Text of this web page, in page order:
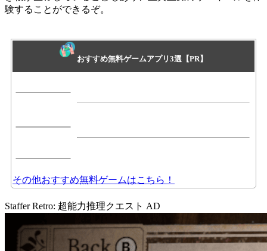
験することができるぞ。
おすすめ無料ゲームアプリ3選【PR】
その他おすすめ無料ゲームはこちら！
Staffer Retro: 超能力推理クエスト AD